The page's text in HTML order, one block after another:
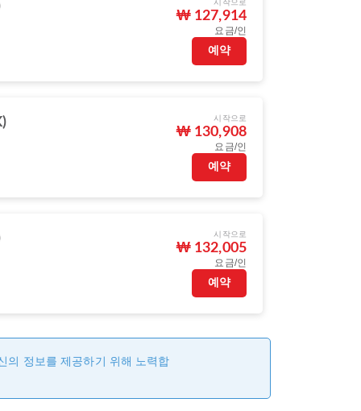
시작으로
₩ 127,914
요금/인
예약
시작으로
₩ 130,908
요금/인
예약
시작으로
₩ 132,005
요금/인
예약
의 정보를 제공하기 위해 노력합